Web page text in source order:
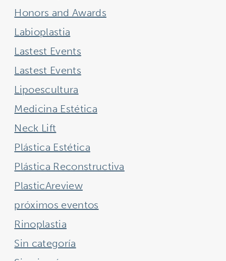
Honors and Awards
Labioplastia
Lastest Events
Lastest Events
Lipoescultura
Medicina Estética
Neck Lift
Plástica Estética
Plástica Reconstructiva
PlasticAreview
próximos eventos
Rinoplastia
Sin categoría